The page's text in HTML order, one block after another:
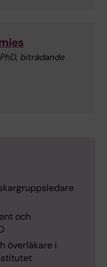
biträdande
och
överläkare i